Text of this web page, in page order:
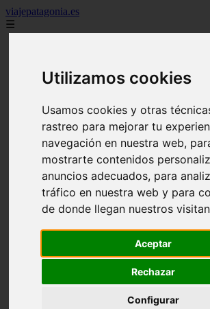
Utilizamos cookies
Usamos cookies y otras
rastreo para mejorar tu
navegación en nuestra web,
mostrarte contenidos
anuncios adecuados, para
tráfico en nuestra web y para
de donde llegan nuestros
Aceptar
Rechazar
Configurar
viajepatagonia.es
☰
arena
benidorm
c cordoba
c entre rios
c generalidades del pais
c mendoza
c neuquen
c provincias
c rio negro
c santa fe
c tierra de fuego
c zona austral
category
gijon